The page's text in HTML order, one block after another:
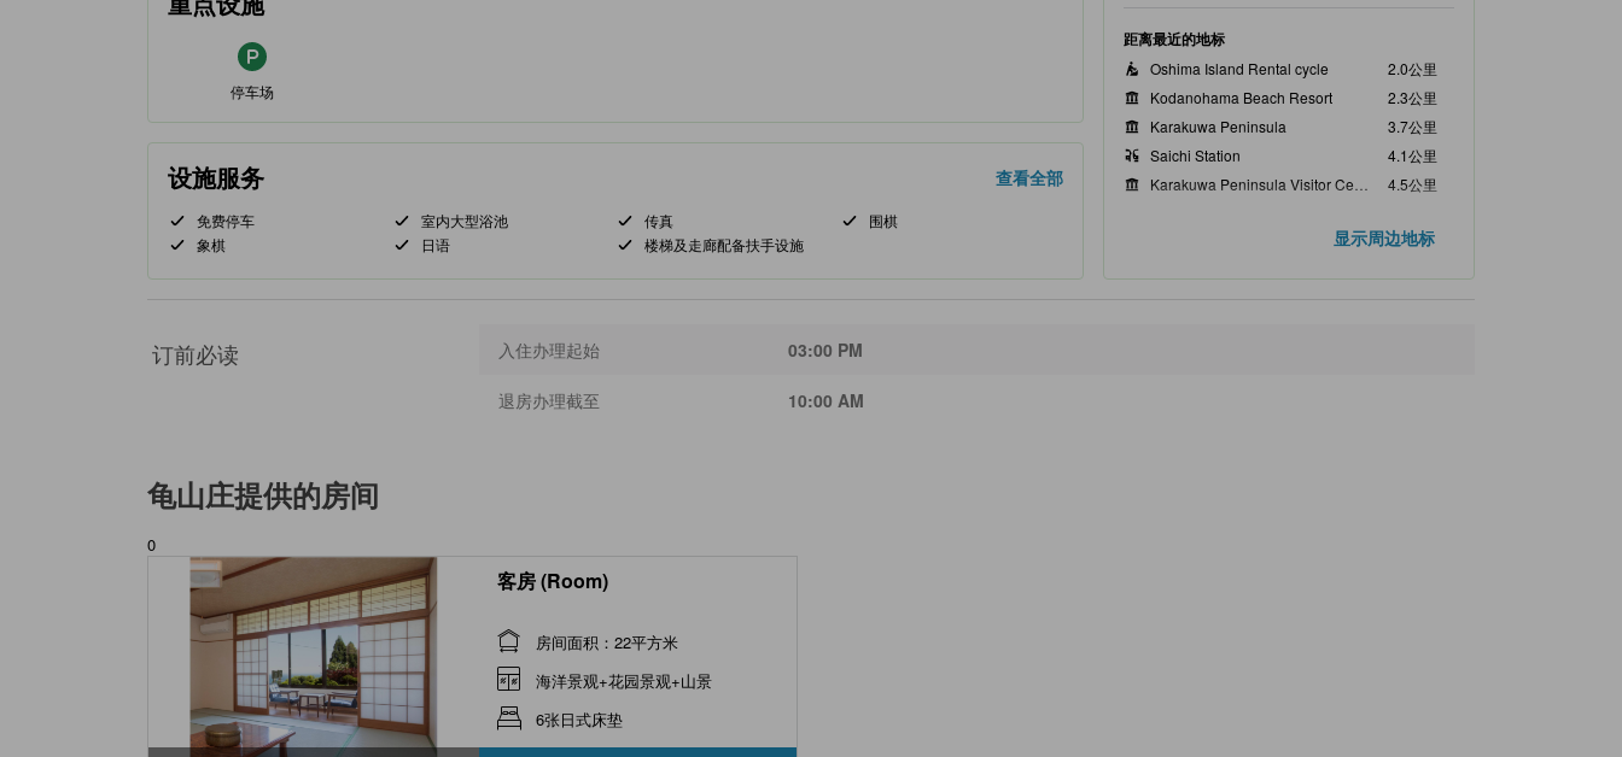
停车场
设施服务 查看全部
免费停车 室内大型浴池 传真
围棋
象棋
日语 楼梯及走廊配备扶手设施
距离最近的地标
Oshima Island Rental cycle
2.0公里
Kodanohama Beach Resort
2.3公里
Karakuwa Peninsula
3.7公里
Saichi Station
4.1公里
4.5公里
显示周边地标
订前必读 入住办理起始 03:00 PM
退房办理截至 10:00 AM
龟山庄提供的房间
0
客房 (Room)
房间面积：22平方米
海洋景观+花园景观+山景
6张日式床垫